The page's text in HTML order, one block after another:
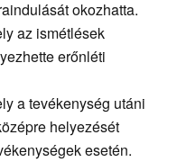
okozhatta.
az ismétlések
erőnléti
a tevékenység utáni
helyezését
esetén.